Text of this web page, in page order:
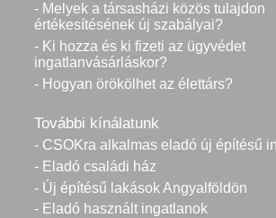
- Melyek a társasházi közös tulajdon
értékesítésének új szabályai?
- Ki hozza és ki fizeti az ügyvédet
ingatlanvásárláskor?
- Hogyan örökölhet az élettárs?
További kínálatunk
- CSOKra alkalmas eladó új építésű
- Eladó családi ház
- Új építésű lakások Angyalföldön
- Eladó használt ingatlanok